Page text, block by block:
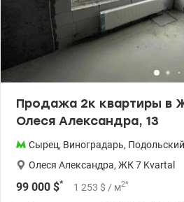
Продажа 2к квартиры в
Олеся Александра, 13
Сырец, Виноградарь, Подольский
Олеся Александра, ЖК 7 Kvartal
99 000 $* 1 253 $ / м2*